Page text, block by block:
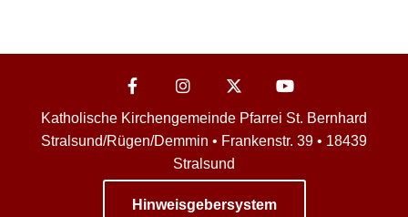
Katholische Kirchengemeinde Pfarrei St. Bernhard
Stralsund/Rügen/Demmin • Frankenstr. 39 • 18439
Stralsund
Hinweisgebersystem